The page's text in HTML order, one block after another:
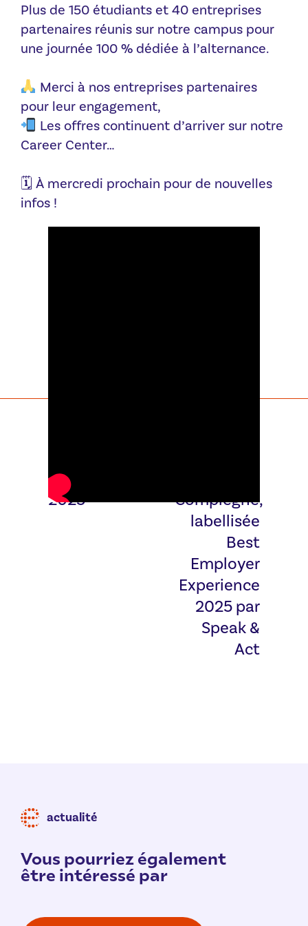
Plus de 150 étudiants et 40 entreprises
partenaires réunis sur notre campus pour
une journée 100 % dédiée à l’alternance.
Merci à nos entreprises partenaires
pour leur engagement,
Les offres continuent d’arriver sur notre
Career Center…
🗓 À mercredi prochain pour de nouvelles
infos !
Job dating
2025
Compiègne,
labellisée
Best
Employer
Experience
2025 par
Speak &
Act
actualité
Vous pourriez également
être intéressé par